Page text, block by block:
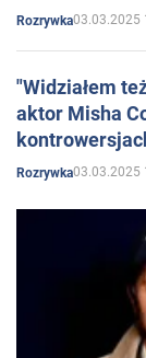
Rozrywka03.03.2025
"Widziałem
aktor Misha
Rozrywka03.03.2025